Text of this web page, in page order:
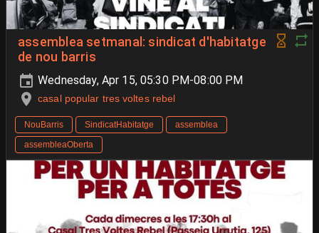
assemblea setmanal: sindicat d'habitatge
de nou barris
Wednesday, Apr 15, 05:30 PM-08:00 PM
casal popular tres voltes rebel
NouBarris SindicatHabitatge
assemblea
assembleaOberta